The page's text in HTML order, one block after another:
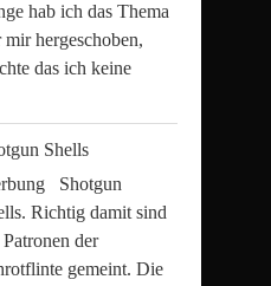
hab ich das Thema
mir hergeschoben,
das ich keine
Shells
Shotgun
Richtig damit sind
der
gemeint. Die